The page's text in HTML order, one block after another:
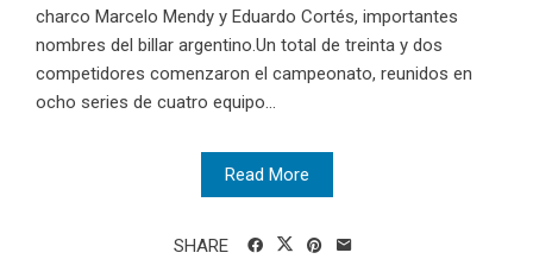
charco Marcelo Mendy y Eduardo Cortés, importantes
nombres del billar argentino.Un total de treinta y dos
competidores comenzaron el campeonato, reunidos en
ocho series de cuatro equipo...
Read More
SHARE